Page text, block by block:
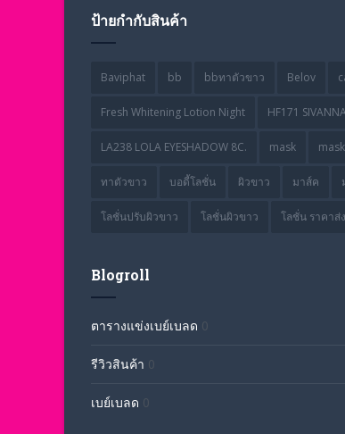
ป้ายกำกับสินค้า
Baviphat bb bbทาตัวขาว Belov
Fresh Whitening Lotion Night HF171
LA238 LOLA EYESHADOW 8C. mask
ทาตัวขาว บอดี้โลชั่น ผิวขาว มาส์ค
โลชั่นปรับผิวขาว โลชั่นผิวขาว โลชั่น ราคาส่ง
Blogroll
ตารางแข่งเบย์เบลด 0
รีวิวสินค้า 0
เบย์เบลด 0